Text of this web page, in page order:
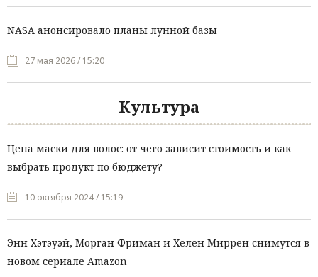
NASA анонсировало планы лунной базы
27 мая 2026 / 15:20
Культура
Цена маски для волос: от чего зависит стоимость и как
выбрать продукт по бюджету?
10 октября 2024 / 15:19
Энн Хэтэуэй, Морган Фриман и Хелен Миррен снимутся в
новом сериале Amazon